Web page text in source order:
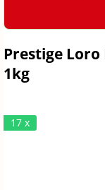
Prestige
1kg
17 x